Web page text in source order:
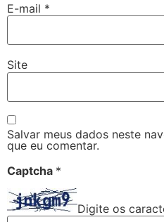
E-mail *
Site
Salvar meus dados neste
que eu comentar.
Captcha *
Digite os